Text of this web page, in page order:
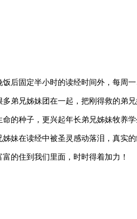
后固定半小时的读经时间外，每周
弟兄姊妹团在一起，把刚得救的弟
的种子，更兴起年长弟兄姊妹牧养
妹在读经中被圣灵感动落泪，真实
的住到我们里面，时时得着加力！